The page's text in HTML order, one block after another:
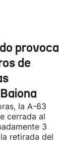
provoca
de
la A-63
cerrada al
3
retirada del